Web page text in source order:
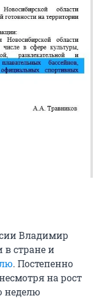
Владимир
стране и
. Постепенно
на рост
неделю